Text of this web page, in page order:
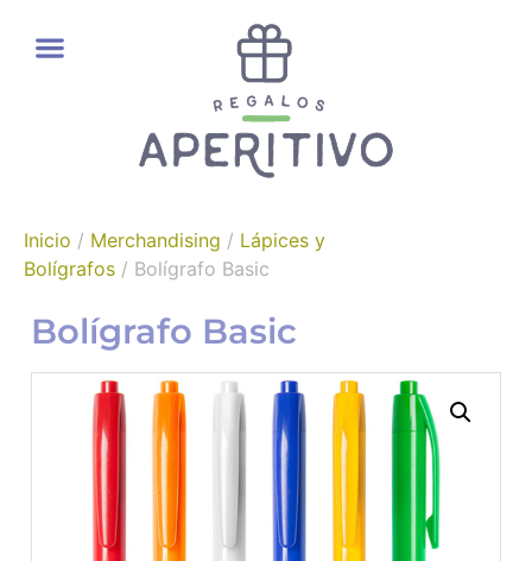
Inicio / Merchandising / Lápices y
Bolígrafos / Bolígrafo Basic
Bolígrafo Basic